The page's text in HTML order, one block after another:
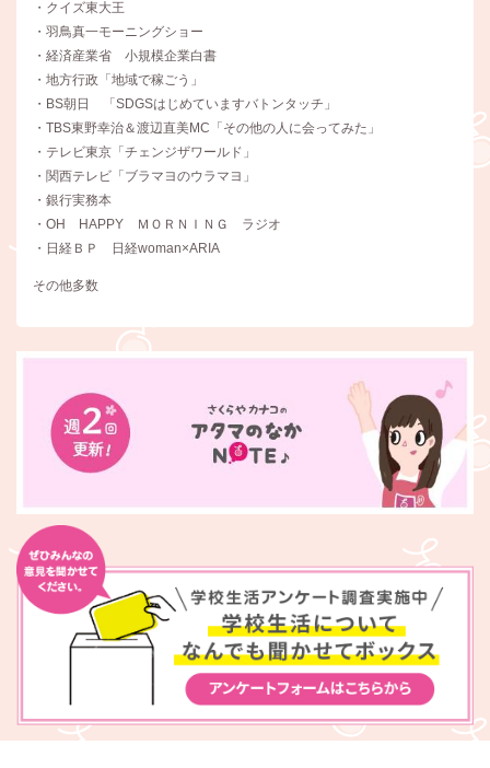
・クイズ東大王
・羽鳥真一モーニングショー
・経済産業省 小規模企業白書
・地方行政「地域で稼ごう」
・BS朝日 「SDGSはじめていますバトンタッチ」
・TBS東野幸治＆渡辺直美MC「その他の人に会ってみた」
・テレビ東京「チェンジザワールド」
・関西テレビ「ブラマヨのウラマヨ」
・銀行実務本
・OH HAPPY ＭＯＲＮＩＮＧ ラジオ
・日経ＢＰ 日経woman×ARIA
その他多数